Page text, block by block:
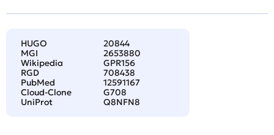
HUGO
20844
MGI
2653880
Wikipedia
GPR156
RGD
708438
PubMed
12591167
Cloud-Clone
G708
UniProt
Q8NFN8